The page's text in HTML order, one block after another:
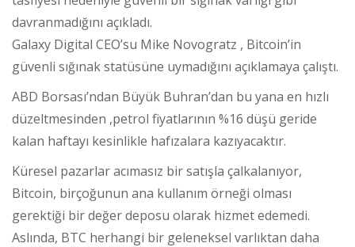
davranmadığını açıkladı.
Galaxy Digital CEO’su Mike Novogratz , Bitcoin’in
güvenli sığınak statüsüne uymadığını açıklamaya çalıştı.
ABD Borsası’ndan Büyük Buhran’dan bu yana en hızlı
düzeltmesinden ,petrol fiyatlarının %16 düşü geride
kalan haftayı kesinlikle hafızalara kazıyacaktır.
Küresel pazarlar acımasız bir satışla çalkalanıyor,
Bitcoin, birçoğunun ana kullanım örneği olması
gerektiği bir değer deposu olarak hizmet edemedi.
Aslında, BTC herhangi bir geleneksel varlıktan daha